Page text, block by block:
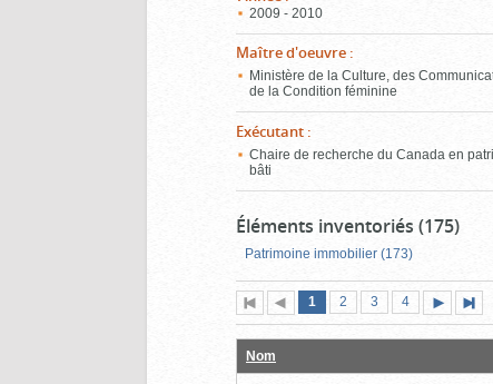
2009 - 2010
Maître d'oeuvre :
Ministère de la Culture, des
de la Condition féminine
Exécutant :
Chaire de recherche du Canada en
bâti
Éléments inventoriés (175)
Patrimoine immobilier (173)
Première
page
Page
précédente
Page
1 (page
actuelle)
Page
2 Page
3 Page
4
suivante
Nom